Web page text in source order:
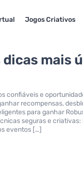
Jogos Criativos
mais
confiáveis e
recompensas,
para ganhar
seguras e criativas:
eventos […]